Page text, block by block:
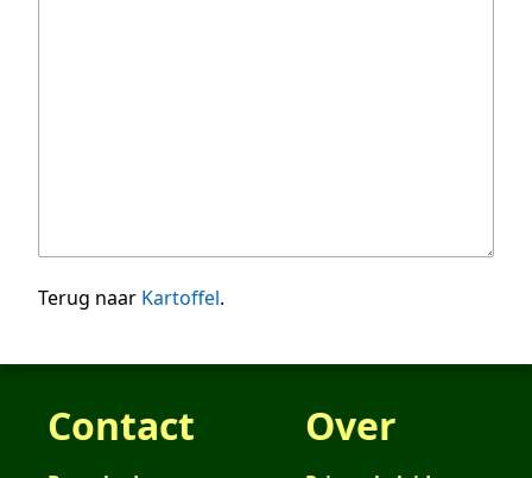
Terug naar Kartoffel.
Contact Over